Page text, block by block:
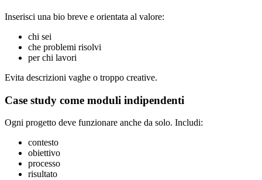
Inserisci una bio breve e orientata al valore:
chi sei
che problemi risolvi
per chi lavori
Evita descrizioni vaghe o troppo creative.
Case study come moduli indipendenti
Ogni progetto deve funzionare anche da solo. Includi:
contesto
obiettivo
processo
risultato